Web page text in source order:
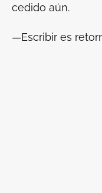
cedido aún.
—Escribir es